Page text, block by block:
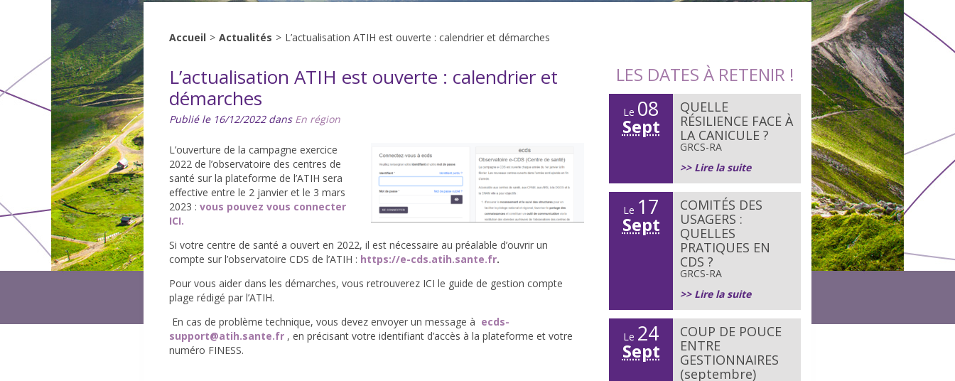
Accueil > Actualités > L’actualisation ATIH est ouverte : calendrier et démarches
L’actualisation ATIH est ouverte : calendrier et
démarches
Publié le 16/12/2022 dans En région
L’ouverture de la campagne exercice
2022 de l’observatoire des centres de
santé sur la plateforme de l’ATIH sera
effective entre le 2 janvier et le 3 mars
2023 : vous pouvez vous connecter
ICI.
Si votre centre de santé a ouvert en 2022, il est nécessaire au préalable d’ouvrir un
compte sur l’observatoire CDS de l’ATIH : https://e-cds.atih.sante.fr.
Pour vous aider dans les démarches, vous retrouverez ICI le guide de gestion compte
plage rédigé par l’ATIH.
En cas de problème technique, vous devez envoyer un message à ecds-
support@atih.sante.fr , en précisant votre identifiant d’accès à la plateforme et votre
numéro FINESS.
LES DATES À RETENIR !
Le 08
Sept
QUELLE
RÉSILIENCE FACE À
LA CANICULE ?
GRCS-RA
>> Lire la suite
Le 17
Sept
COMITÉS DES
USAGERS :
QUELLES
PRATIQUES EN
CDS ?
GRCS-RA
>> Lire la suite
Le 24
Sept
COUP DE POUCE
ENTRE
GESTIONNAIRES
(septembre)